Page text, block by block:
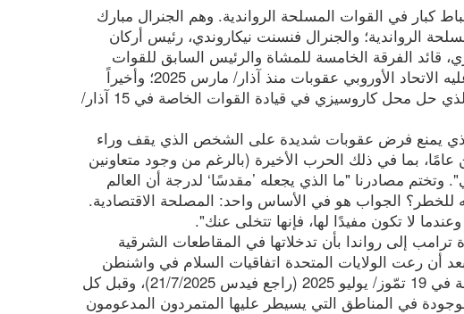
في القوات المسلحة الرواندية. وهم الجنرال مبارك
الرواندية؛ والجنرال فنسنت نيكاروندي، رئيس أركان
قائد الفرقة الخامسة للمشاة والرئيس السابق للقوات
الخاصة الرواندية، الذي فرضت عليه الاتحاد الأوروبي عقوبات منذ آذار/ مارس 2025؛ وأخيراً
الجنرال ستانيسلاس غاشوجي، الذي حل محل كاروسيزي في قيادة القوات الخاصة في 15 آذار/
يمنع فرض عقوبات شديدة على الشخص الذي يقف وراء
بما في ذلك الحرب الأخيرة (بالرغم من وجود متعاونين
وتختم مصادرنا "ما الذي يجعله ’مقدسًا‘ لدرجة أن العالم
الجواب هو في الأساس واحد: المصلحة الاقتصادية.
لا تكون مفيدًا لها، فإنها تتخلى عنك".
ترامب إلى رواندا بأن تدخلاتها في المقاطعات الشرقية
أن رعت الولايات المتحدة اتفاقيات السلام في واشنطن
في 27 حزيران/ يونيو 2025 (راجع فيدس 27/6/2025) وفي الدوحة في 19 تمّوز/ يوليو 2025 (راجع فيدس 21/7/2025)، وقبل كل
في المناطق التي يسيطر عليها المتمردون المدعومون